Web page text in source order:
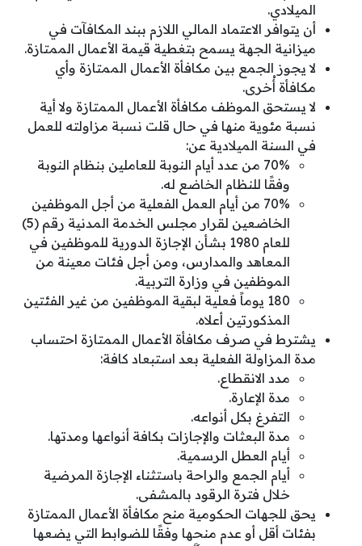
الميلادي.
أن يتوافر الاعتماد المالي اللازم ببند المكافآت في
ميزانية الجهة يسمح بتغطية قيمة الأعمال الممتازة.
لا يجوز الجمع بين مكافأة الأعمال الممتازة وأي
مكافأة أُخرى.
لا يستحق الموظف مكافأة الأعمال الممتازة ولا أية
نسبة مئوية منها في حال قلت نسبة مزاولته للعمل
في السنة الميلادية عن:
70% من عدد أيام النوبة للعاملين بنظام النوبة
وفقًا للنظام الخاضع له.
70% من أيام العمل الفعلية من أجل الموظفين
الخاضعين لقرار مجلس الخدمة المدنية رقم (5)
للعام 1980 بشأن الإجازة الدورية للموظفين في
المعاهد والمدارس، ومن أجل فئات معينة من
الموظفين في وزارة التربية.
180 يوماً فعلية لبقية الموظفين من غير الفئتين
المذكورتين أعلاه.
يشترط في صرف مكافأة الأعمال الممتازة احتساب
مدة المزاولة الفعلية بعد استبعاد كافة:
مدد الانقطاع.
مدة الإعارة.
التفرغ بكل أنواعه.
مدة البعثات والإجازات بكافة أنواعها ومدتها.
أيام العطل الرسمية.
أيام الجمع والراحة باستثناء الإجازة المرضية
خلال فترة الرقود بالمشفى.
يحق للجهات الحكومية منح مكافأة الأعمال الممتازة
بفئات أقل أو عدم منحها وفقًا للضوابط التي يضعها